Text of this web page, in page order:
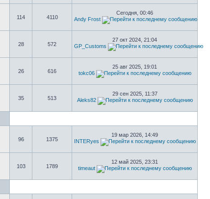
114 4110
Сегодня, 00:46
Andy Frost
28 572
27 окт 2024, 21:04
GP_Customs
26 616
25 авг 2025, 19:01
tokc06
35 513
29 сен 2025, 11:37
Aleks82
96 1375
19 мар 2026, 14:49
INTERyes
103 1789
12 май 2025, 23:31
timeaut